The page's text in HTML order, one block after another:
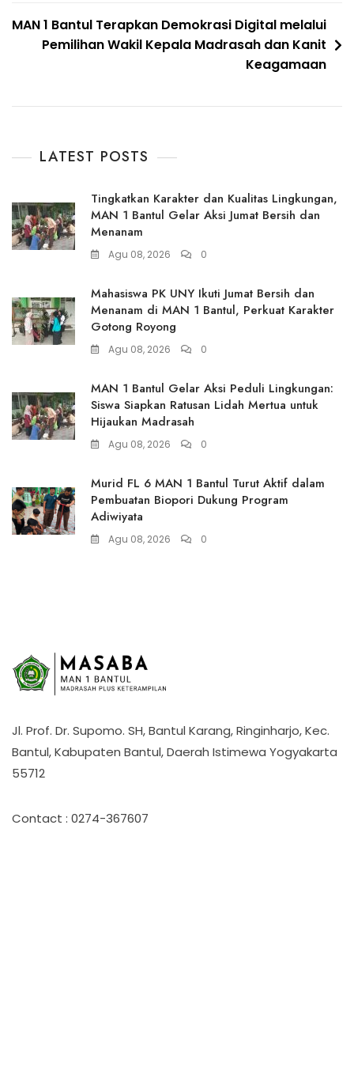
MAN 1 Bantul Terapkan Demokrasi Digital melalui
Pemilihan Wakil Kepala Madrasah dan Kanit
Keagamaan
LATEST POSTS
Tingkatkan Karakter dan Kualitas Lingkungan,
MAN 1 Bantul Gelar Aksi Jumat Bersih dan
Menanam
Agu 08, 2026 0
Mahasiswa PK UNY Ikuti Jumat Bersih dan
Menanam di MAN 1 Bantul, Perkuat Karakter
Gotong Royong
Agu 08, 2026 0
MAN 1 Bantul Gelar Aksi Peduli Lingkungan:
Siswa Siapkan Ratusan Lidah Mertua untuk
Hijaukan Madrasah
Agu 08, 2026 0
Murid FL 6 MAN 1 Bantul Turut Aktif dalam
Pembuatan Biopori Dukung Program
Adiwiyata
Agu 08, 2026 0
Jl. Prof. Dr. Supomo. SH, Bantul Karang, Ringinharjo, Kec.
Bantul, Kabupaten Bantul, Daerah Istimewa Yogyakarta
55712
Contact : 0274-367607